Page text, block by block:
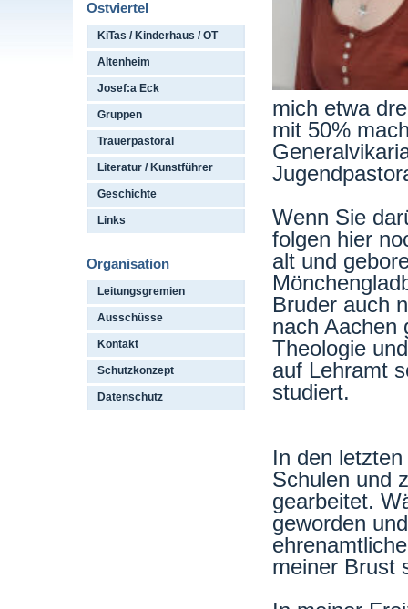
Ostviertel
KiTas / Kinderhaus / OT
Altenheim
Josef:a Eck
Gruppen
Trauerpastoral
Literatur / Kunstführer
Geschichte
Links
Organisation
Leitungsgremien
Ausschüsse
Kontakt
Schutzkonzept
Datenschutz
mich etwa
mit 50%
Wenn Sie
folgen hier
alt und
Bruder auch
nach Aachen
Theologie
auf Lehramt
studiert.
In den
Schulen und
gearbeitet.
geworden
meiner Brust